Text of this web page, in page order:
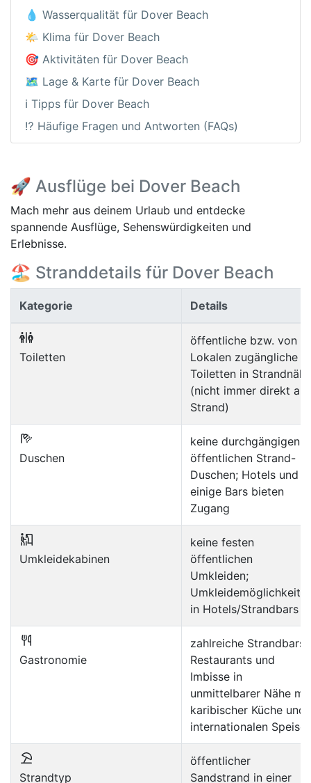
💧 Wasserqualität für Dover Beach
🌤️ Klima für Dover Beach
🎯 Aktivitäten für Dover Beach
🗺️ Lage & Karte für Dover Beach
ℹ️ Tipps für Dover Beach
⁉️ Häufige Fragen und Antworten (FAQs)
🚀 Ausflüge bei Dover Beach
Mach mehr aus deinem Urlaub und entdecke
spannende Ausflüge, Sehenswürdigkeiten und
Erlebnisse.
🏖️ Stranddetails für Dover Beach
Kategorie Details
Toiletten
öffentliche bzw. von
Lokalen zugängliche
Toiletten in Strandnähe
(nicht immer direkt am
Strand)
Duschen
keine durchgängigen
öffentlichen Strand-
Duschen; Hotels und
einige Bars bieten
Zugang
Umkleidekabinen
keine festen
öffentlichen
Umkleiden;
in Hotels/Strandbars
Gastronomie
zahlreiche Strandbars,
Restaurants und
Imbisse in
unmittelbarer Nähe mit
karibischer Küche und
internationalen
Strandtyp
öffentlicher
Sandstrand in einer